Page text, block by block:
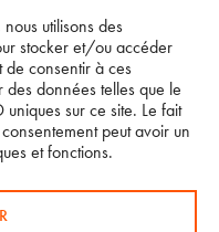
utilisons des
stocker et/ou accéder
de consentir à ces
données telles que le
sur ce site. Le fait
peut avoir un
et fonctions.
Race. Il…
LIRE LA SUITE…